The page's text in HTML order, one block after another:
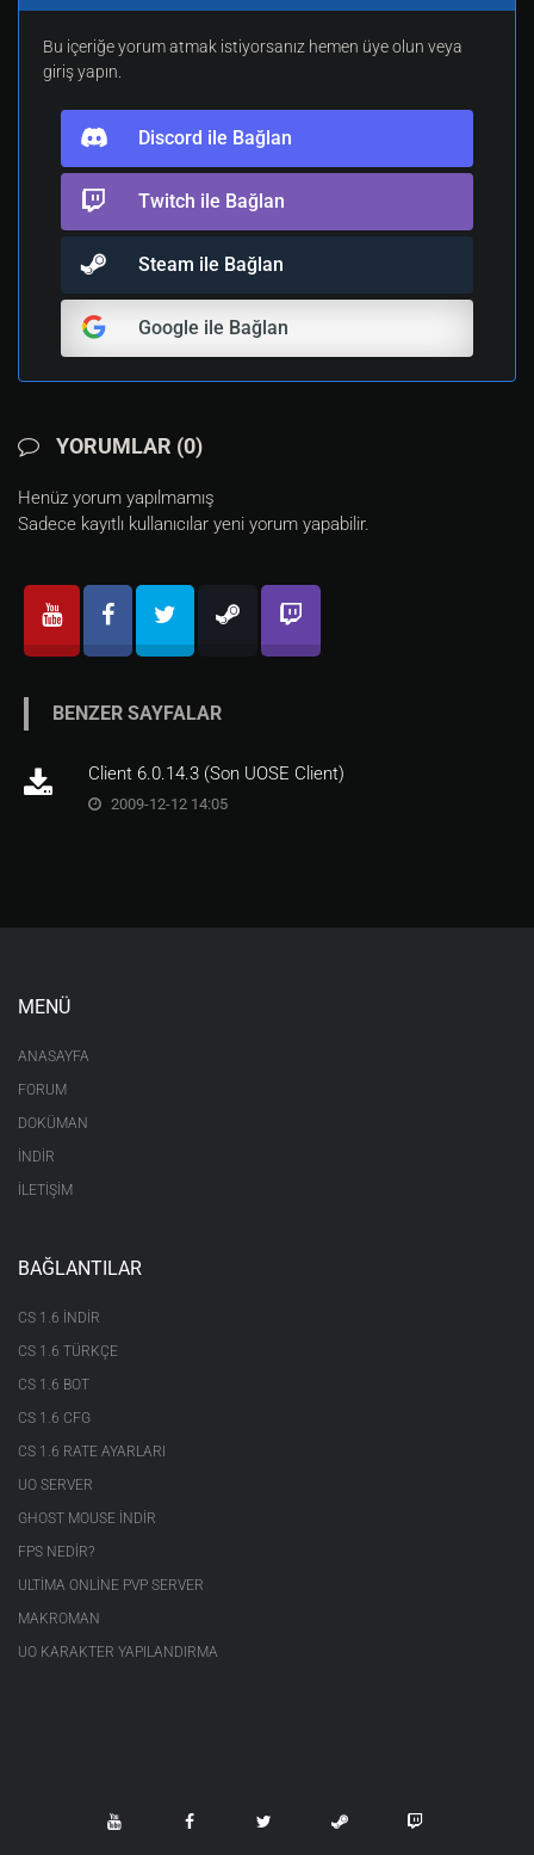
Bu içeriğe yorum atmak istiyorsanız hemen üye olun veya
giriş yapın.
Discord ile Bağlan
Twitch ile Bağlan
Steam ile Bağlan
Google ile Bağlan
YORUMLAR (0)
Henüz yorum yapılmamış
Sadece kayıtlı kullanıcılar yeni yorum yapabilir.
BENZER SAYFALAR
Client 6.0.14.3 (Son UOSE Client)
2009-12-12 14:05
MENÜ
ANASAYFA
FORUM
DOKÜMAN
İNDİR
İLETİŞİM
BAĞLANTILAR
CS 1.6 INDIR
CS 1.6 TÜRKÇE
CS 1.6 BOT
CS 1.6 CFG
CS 1.6 RATE AYARLARI
UO SERVER
GHOST MOUSE INDIR
FPS NEDIR?
ULTIMA ONLINE PVP SERVER
MAKROMAN
UO KARAKTER YAPILANDIRMA